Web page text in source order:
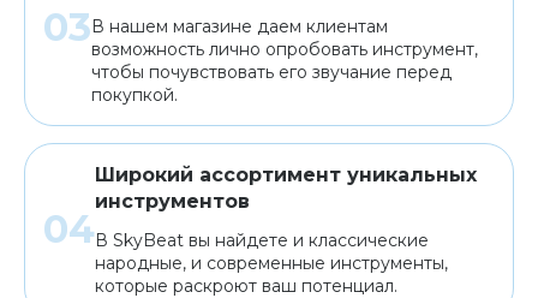
В нашем магазине даем клиентам
возможность лично опробовать инструмент,
чтобы почувствовать его звучание перед
покупкой.
Широкий ассортимент уникальных
инструментов
В SkyBeat вы найдете и классические
народные, и современные инструменты,
которые раскроют ваш потенциал.